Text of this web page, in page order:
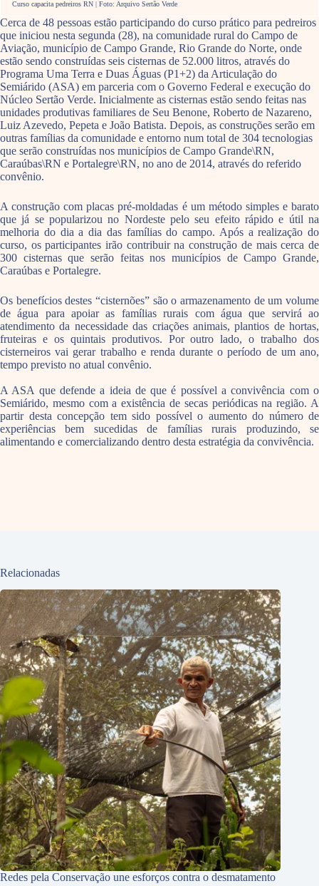
Curso capacita pedreiros RN | Foto: Arquivo Sertão Verde
Cerca de 48 pessoas estão participando do curso prático para pedreiros
que iniciou nesta segunda (28), na comunidade rural do Campo de
Aviação, município de Campo Grande, Rio Grande do Norte, onde
estão sendo construídas seis cisternas de 52.000 litros, através do
Programa Uma Terra e Duas Águas (P1+2) da Articulação do
Semiárido (ASA) em parceria com o Governo Federal e execução do
Núcleo Sertão Verde. Inicialmente as cisternas estão sendo feitas nas
unidades produtivas familiares de Seu Benone, Roberto de Nazareno,
Luiz Azevedo, Pepeta e João Batista. Depois, as construções serão em
outras famílias da comunidade e entorno num total de 304 tecnologias
que serão construídas nos municípios de Campo Grande\RN,
Caraúbas\RN e Portalegre\RN, no ano de 2014, através do referido
convênio.
A construção com placas pré-moldadas é um método simples e barato
que já se popularizou no Nordeste pelo seu efeito rápido e útil na
melhoria do dia a dia das famílias do campo. Após a realização do
curso, os participantes irão contribuir na construção de mais cerca de
300 cisternas que serão feitas nos municípios de Campo Grande,
Caraúbas e Portalegre.
Os benefícios destes “cisternões” são o armazenamento de um volume
de água para apoiar as famílias rurais com água que servirá ao
atendimento da necessidade das criações animais, plantios de hortas,
fruteiras e os quintais produtivos. Por outro lado, o trabalho dos
cisterneiros vai gerar trabalho e renda durante o período de um ano,
tempo previsto no atual convênio.
A ASA que defende a ideia de que é possível a convivência com o
Semiárido, mesmo com a existência de secas periódicas na região. A
partir desta concepção tem sido possível o aumento do número de
experiências bem sucedidas de famílias rurais produzindo, se
alimentando e comercializando dentro desta estratégia da convivência.
Relacionadas
Redes pela Conservação une esforços contra o desmatamento